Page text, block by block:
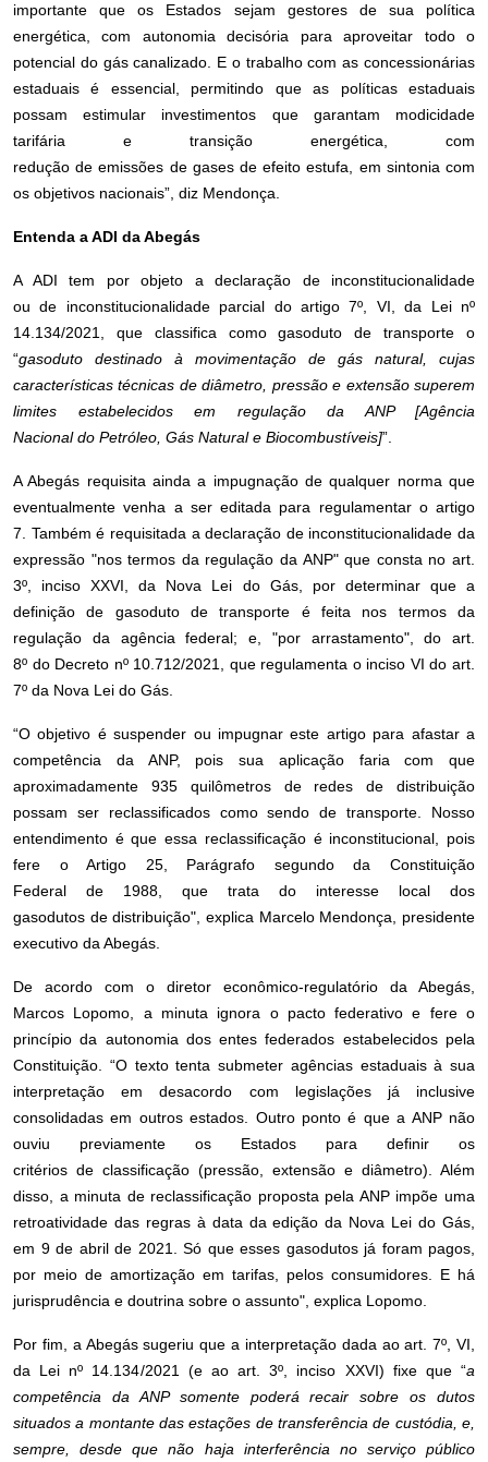
importante que os Estados sejam gestores de sua política
energética, com autonomia decisória para aproveitar todo o
potencial do gás canalizado. E o trabalho com as concessionárias
estaduais é essencial, permitindo que as políticas estaduais
possam estimular investimentos que garantam modicidade
tarifária e transição energética, com
redução de emissões de gases de efeito estufa, em sintonia com
os objetivos nacionais”, diz Mendonça.
Entenda a ADI da Abegás
A ADI tem por objeto a declaração de inconstitucionalidade
ou de inconstitucionalidade parcial do artigo 7º, VI, da Lei nº
14.134/2021, que classifica como gasoduto de transporte o
“gasoduto destinado à movimentação de gás natural, cujas
características técnicas de diâmetro, pressão e extensão superem
limites estabelecidos em regulação da ANP [Agência
Nacional do Petróleo, Gás Natural e Biocombustíveis]”.
A Abegás requisita ainda a impugnação de qualquer norma que
eventualmente venha a ser editada para regulamentar o artigo
7. Também é requisitada a declaração de inconstitucionalidade da
expressão "nos termos da regulação da ANP" que consta no art.
3º, inciso XXVI, da Nova Lei do Gás, por determinar que a
definição de gasoduto de transporte é feita nos termos da
regulação da agência federal; e, "por arrastamento", do art.
8º do Decreto nº 10.712/2021, que regulamenta o inciso VI do art.
7º da Nova Lei do Gás.
“O objetivo é suspender ou impugnar este artigo para afastar a
competência da ANP, pois sua aplicação faria com que
aproximadamente 935 quilômetros de redes de distribuição
possam ser reclassificados como sendo de transporte. Nosso
entendimento é que essa reclassificação é inconstitucional, pois
fere o Artigo 25, Parágrafo segundo da Constituição
Federal de 1988, que trata do interesse local dos
gasodutos de distribuição", explica Marcelo Mendonça, presidente
executivo da Abegás.
De acordo com o diretor econômico-regulatório da Abegás,
Marcos Lopomo, a minuta ignora o pacto federativo e fere o
princípio da autonomia dos entes federados estabelecidos pela
Constituição. “O texto tenta submeter agências estaduais à sua
interpretação em desacordo com legislações já inclusive
consolidadas em outros estados. Outro ponto é que a ANP não
ouviu previamente os Estados para definir os
critérios de classificação (pressão, extensão e diâmetro). Além
disso, a minuta de reclassificação proposta pela ANP impõe uma
retroatividade das regras à data da edição da Nova Lei do Gás,
em 9 de abril de 2021. Só que esses gasodutos já foram pagos,
por meio de amortização em tarifas, pelos consumidores. E há
jurisprudência e doutrina sobre o assunto", explica Lopomo.
Por fim, a Abegás sugeriu que a interpretação dada ao art. 7º, VI,
da Lei nº 14.134/2021 (e ao art. 3º, inciso XXVI) fixe que “a
competência da ANP somente poderá recair sobre os dutos
situados a montante das estações de transferência de custódia, e,
sempre, desde que não haja interferência no serviço público